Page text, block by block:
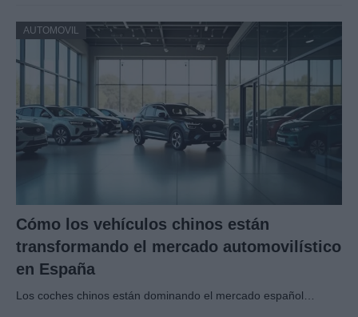
AUTOMOVIL
Cómo los vehículos chinos están
transformando el mercado automovilístico
en España
Los coches chinos están dominando el mercado español…